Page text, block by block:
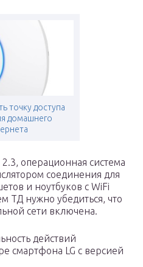
точку доступа
домашнего
операционная система
соединения для
и ноутбуков с WiFi
ТД нужно убедиться, что
сети включена.
действий
смартфона LG с версией